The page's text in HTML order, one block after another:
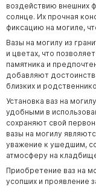
воздействию внешних
солнце. Их прочная
фиксацию на могиле,
Вазы на могилу из
и цветах, что
памятника и
добавляют
близких и
Установка ваз на
удобными в
сохраняют свой
вазы на могилу
уважение к ушедшим,
атмосферу на
Приобретение ваз на
усопших и проявление